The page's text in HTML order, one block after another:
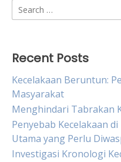
Search
for:
Recent Posts
Kecelakaan Beruntun:
Masyarakat
Menghindari Tabrakan
Penyebab Kecelakaan
Utama yang Perlu
Investigasi Kronologi